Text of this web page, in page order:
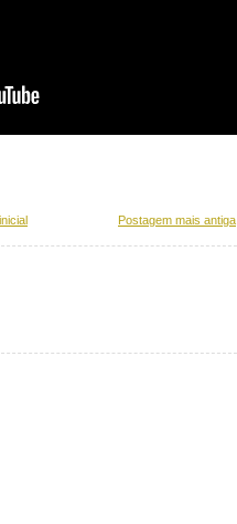
Postagem mais antiga